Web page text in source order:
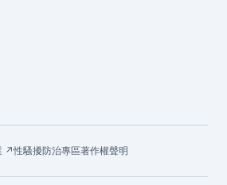
↗性騷擾防治專區著作權聲明